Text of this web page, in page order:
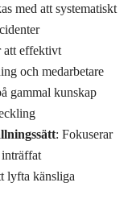
med att systematiskt
att effektivt
och medarbetare
gammal kunskap
: Fokuserar
inträffat
lyfta känsliga